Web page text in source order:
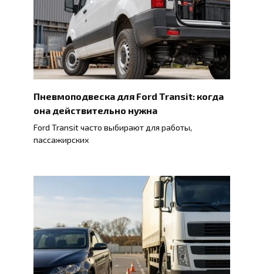
Пневмоподвеска для Ford Transit: когда
она действительно нужна
Ford Transit часто выбирают для работы,
пассажирских